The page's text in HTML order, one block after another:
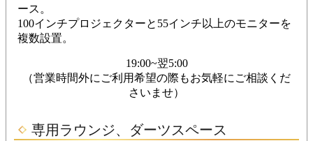
ース。
100インチプロジェクターと55インチ以上のモニターを
複数設置。
19:00~翌5:00
（営業時間外にご利用希望の際もお気軽にご相談くだ
さいませ）
専用ラウンジ、ダーツスペース